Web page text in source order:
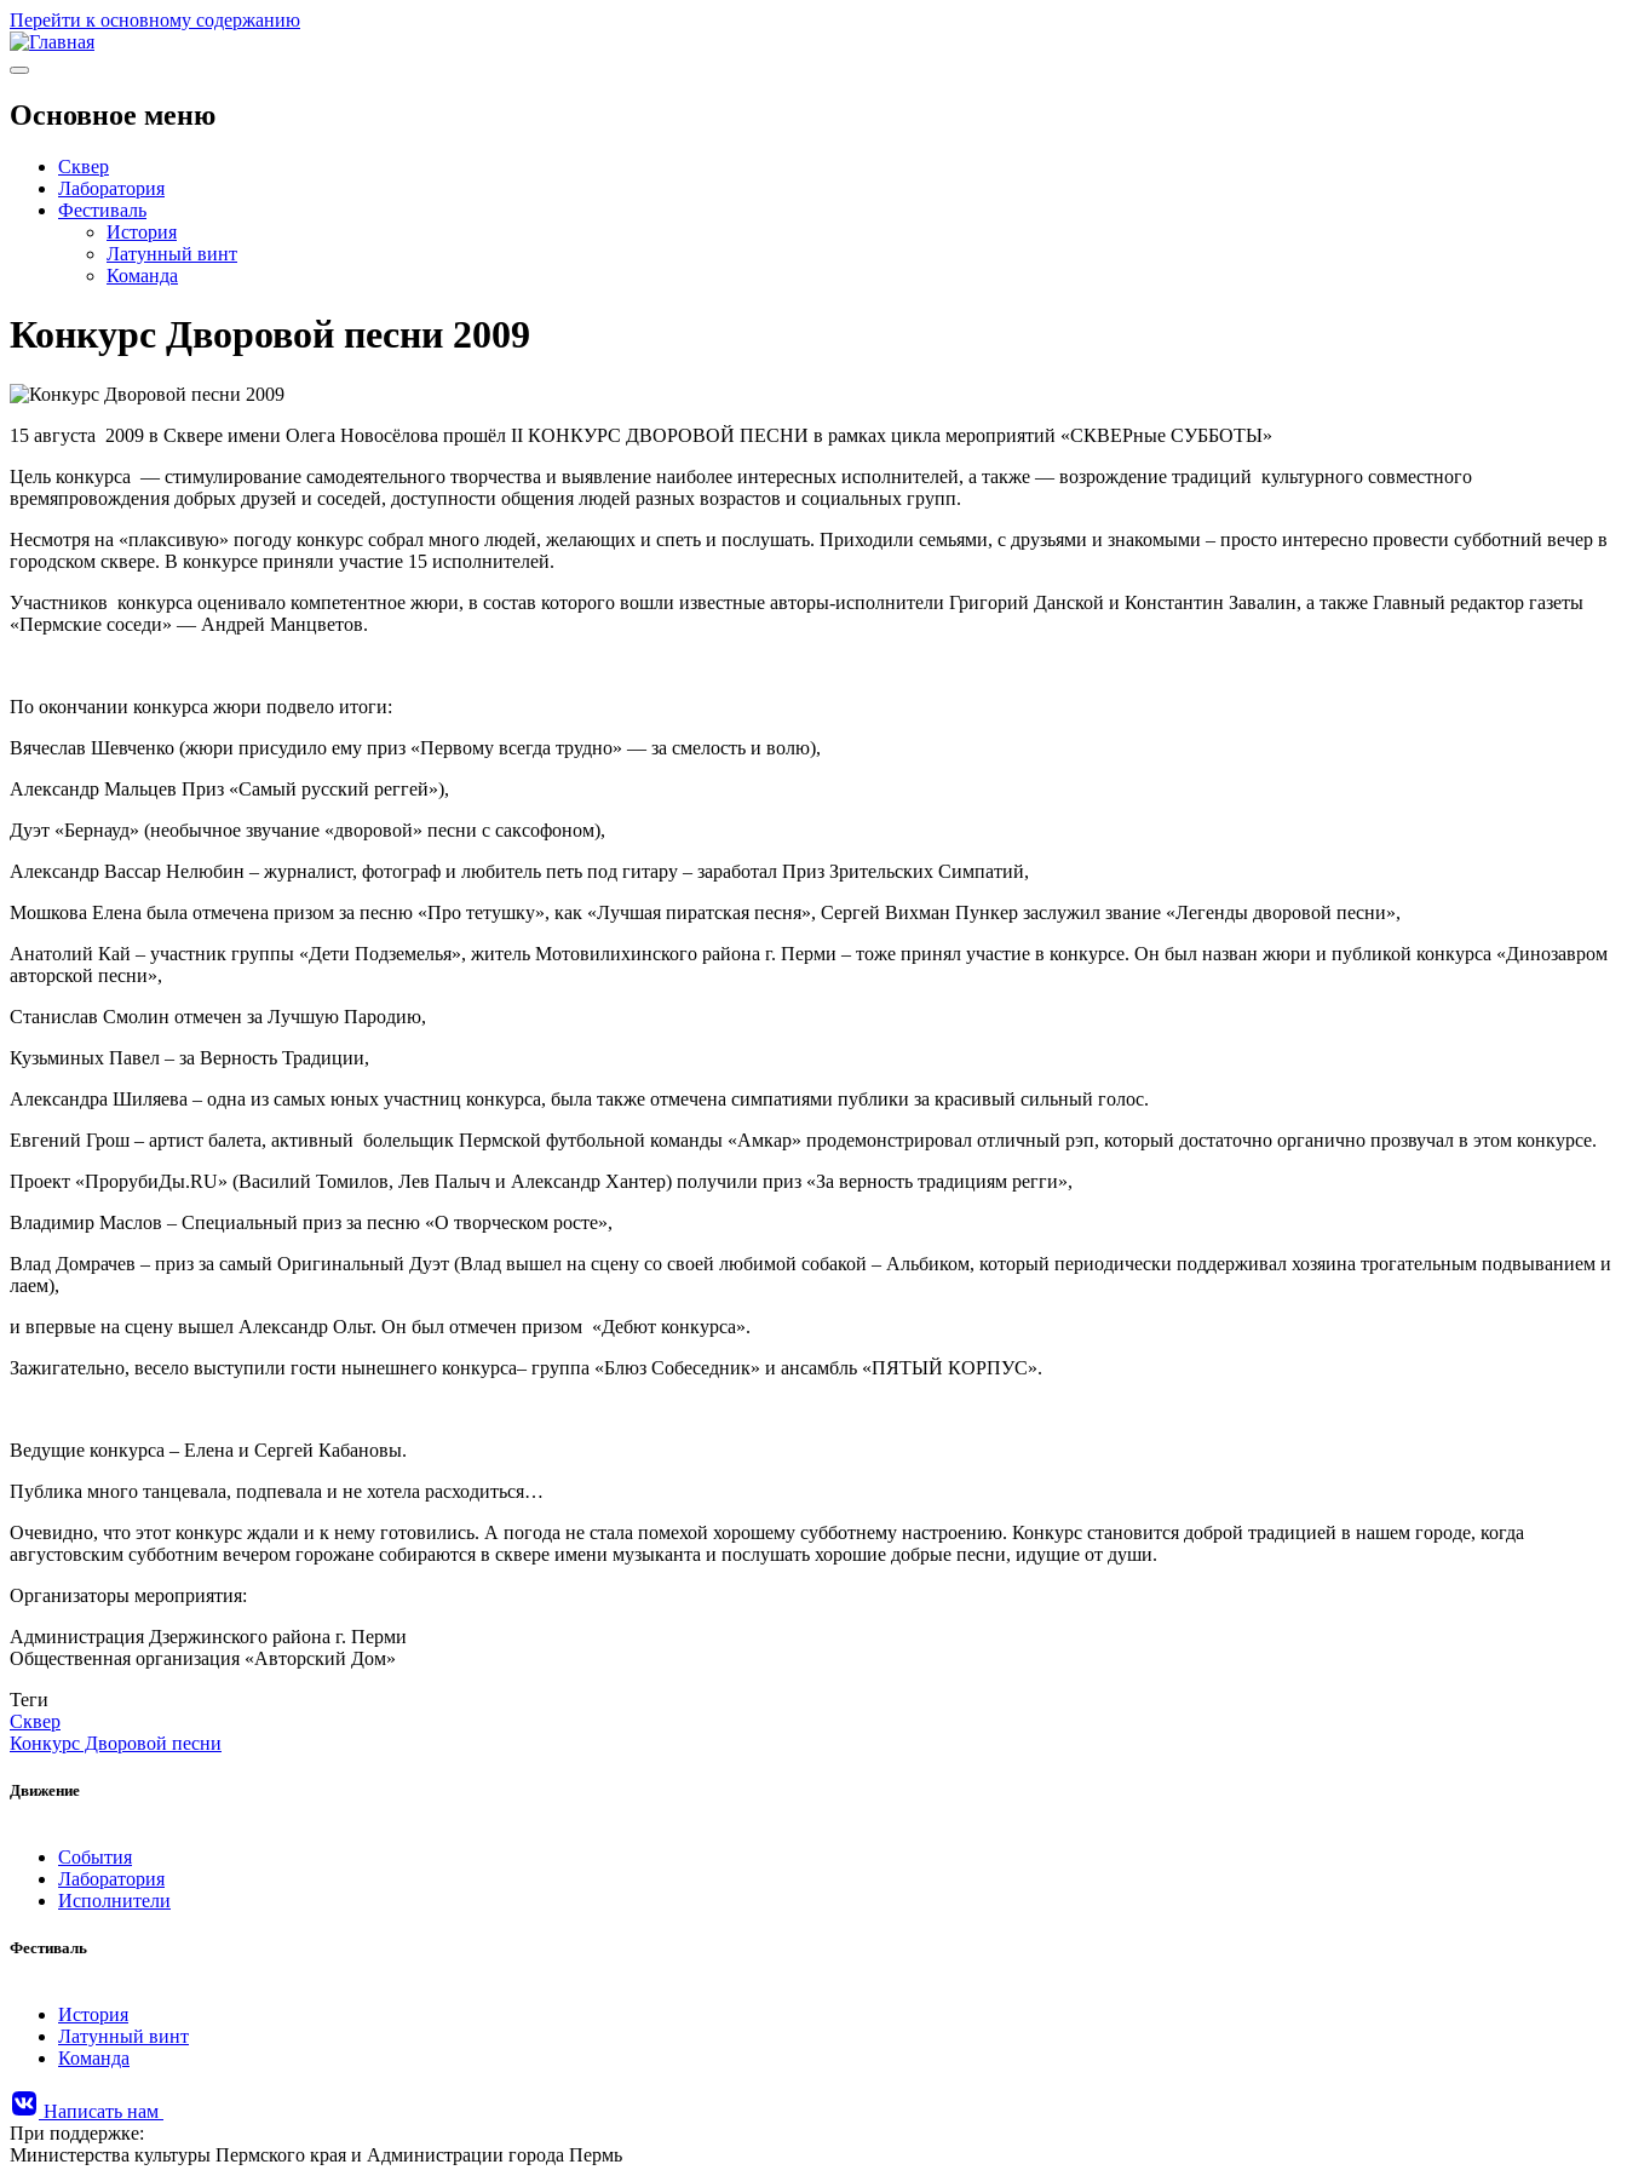
Перейти к основному содержанию
Основное меню
Сквер
Лаборатория
Фестиваль
История
Латунный винт
Команда
Конкурс Дворовой песни 2009
15 августа 2009 в Сквере имени Олега Новосёлова прошёл II КОНКУРС ДВОРОВОЙ ПЕСНИ в рамках цикла мероприятий «СКВЕРные СУББОТЫ»
Цель конкурса — стимулирование самодеятельного творчества и выявление наиболее интересных исполнителей, а также — возрождение традиций культурного совместного
времяпровождения добрых друзей и соседей, доступности общения людей разных возрастов и социальных групп.
Несмотря на «плаксивую» погоду конкурс собрал много людей, желающих и спеть и послушать. Приходили семьями, с друзьями и знакомыми – просто интересно провести субботний вечер в
городском сквере. В конкурсе приняли участие 15 исполнителей.
Участников конкурса оценивало компетентное жюри, в состав которого вошли известные авторы-исполнители Григорий Данской и Константин Завалин, а также Главный редактор газеты
«Пермские соседи» — Андрей Манцветов.
По окончании конкурса жюри подвело итоги:
Вячеслав Шевченко (жюри присудило ему приз «Первому всегда трудно» — за смелость и волю),
Александр Мальцев Приз «Самый русский реггей»),
Дуэт «Бернауд» (необычное звучание «дворовой» песни с саксофоном),
Александр Вассар Нелюбин – журналист, фотограф и любитель петь под гитару – заработал Приз Зрительских Симпатий,
Мошкова Елена была отмечена призом за песню «Про тетушку», как «Лучшая пиратская песня», Сергей Вихман Пункер заслужил звание «Легенды дворовой песни»,
Анатолий Кай – участник группы «Дети Подземелья», житель Мотовилихинского района г. Перми – тоже принял участие в конкурсе. Он был назван жюри и публикой конкурса «Динозавром
авторской песни»,
Станислав Смолин отмечен за Лучшую Пародию,
Кузьминых Павел – за Верность Традиции,
Александра Шиляева – одна из самых юных участниц конкурса, была также отмечена симпатиями публики за красивый сильный голос.
Евгений Грош – артист балета, активный болельщик Пермской футбольной команды «Амкар» продемонстрировал отличный рэп, который достаточно органично прозвучал в этом конкурсе.
Проект «ПрорубиДы.RU» (Василий Томилов, Лев Палыч и Александр Хантер) получили приз «За верность традициям регги»,
Владимир Маслов – Специальный приз за песню «О творческом росте»,
Влад Домрачев – приз за самый Оригинальный Дуэт (Влад вышел на сцену со своей любимой собакой – Альбиком, который периодически поддерживал хозяина трогательным подвыванием и
лаем),
и впервые на сцену вышел Александр Ольт. Он был отмечен призом «Дебют конкурса».
Зажигательно, весело выступили гости нынешнего конкурса– группа «Блюз Собеседник» и ансамбль «ПЯТЫЙ КОРПУС».
Ведущие конкурса – Елена и Сергей Кабановы.
Публика много танцевала, подпевала и не хотела расходиться…
Очевидно, что этот конкурс ждали и к нему готовились. А погода не стала помехой хорошему субботнему настроению. Конкурс становится доброй традицией в нашем городе, когда
августовским субботним вечером горожане собираются в сквере имени музыканта и послушать хорошие добрые песни, идущие от души.
Организаторы мероприятия:
Администрация Дзержинского района г. Перми
​Общественная организация «Авторский Дом»
Теги
Сквер
Конкурс Дворовой песни
Движение
События
Лаборатория
Исполнители
Фестиваль
История
Латунный винт
Команда
Написать нам
При поддержке:
Министерства культуры Пермского края и Администрации города Пермь